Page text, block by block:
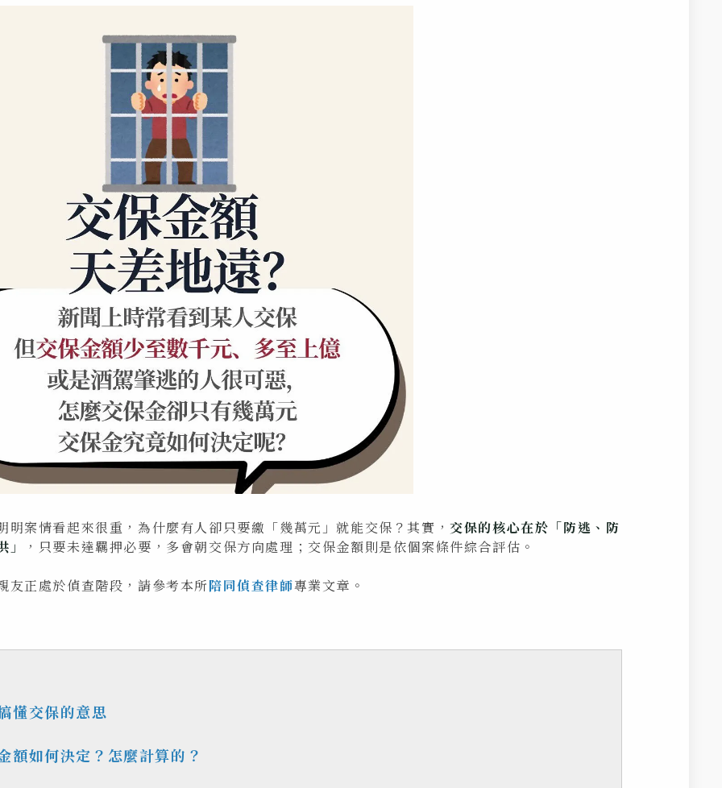
明案情看起來很重，為什麼有人卻只要繳「幾萬元」就能交保？其實，交保的核心在於「防逃、防
，只要未達羈押必要，多會朝交保方向處理；交保金額則是依個案條件綜合評估。
友正處於偵查階段，請參考本所陪同偵查律師專業文章。
懂交保的意思
額如何決定？怎麼計算的？